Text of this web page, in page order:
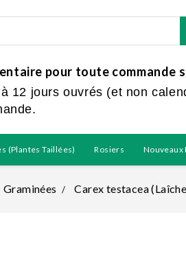
pour toute commande
jours ouvrés (et non
(plantes Taillées) Rosiers Nouveaux
Graminées Carex testacea